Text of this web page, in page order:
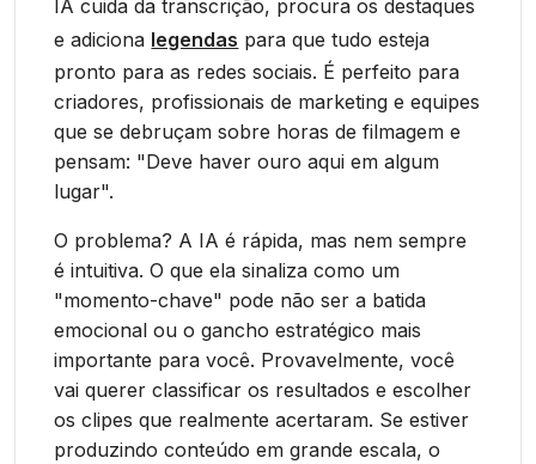
IA cuida da transcrição, procura os destaques
e adiciona legendas para que tudo esteja
pronto para as redes sociais. É perfeito para
criadores, profissionais de marketing e equipes
que se debruçam sobre horas de filmagem e
pensam: "Deve haver ouro aqui em algum
lugar".
O problema? A IA é rápida, mas nem sempre
é intuitiva. O que ela sinaliza como um
"momento-chave" pode não ser a batida
emocional ou o gancho estratégico mais
importante para você. Provavelmente, você
vai querer classificar os resultados e escolher
os clipes que realmente acertaram. Se estiver
produzindo conteúdo em grande escala, o